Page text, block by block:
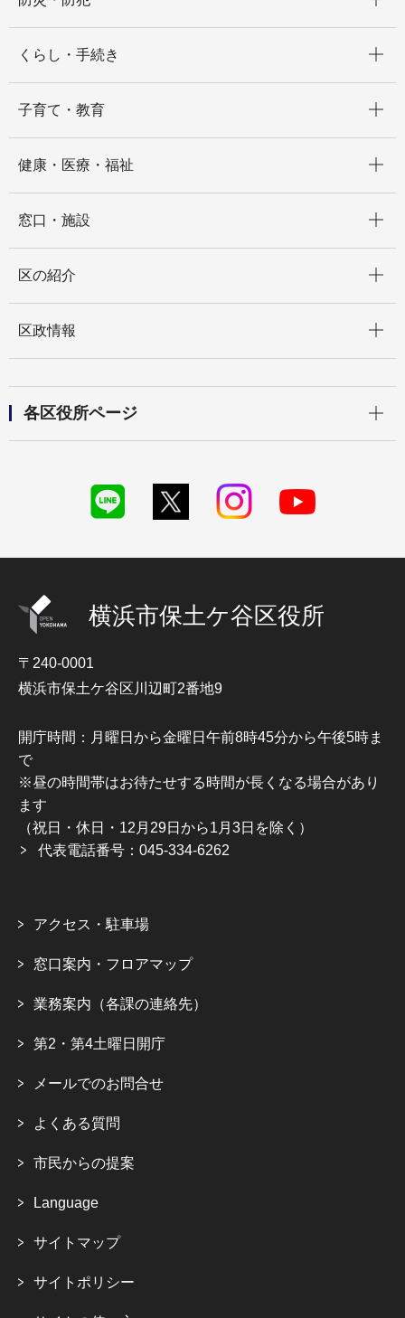
くらし・手続き
子育て・教育
健康・医療・福祉
窓口・施設
区の紹介
区政情報
各区役所ページ
横浜市保土ケ谷区役所
〒240-0001
横浜市保土ケ谷区川辺町2番地9
開庁時間：月曜日から金曜日午前8時45分から午後5時ま
で
※昼の時間帯はお待たせする時間が長くなる場合があり
ます
（祝日・休日・12月29日から1月3日を除く）
代表電話番号：045-334-6262
アクセス・駐車場
窓口案内・フロアマップ
業務案内（各課の連絡先）
第2・第4土曜日開庁
メールでのお問合せ
よくある質問
市民からの提案
Language
サイトマップ
サイトポリシー